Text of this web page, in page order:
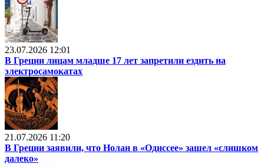
23.07.2026 12:01
В Греции лицам младше 17 лет запретили ездить на
электросамокатах
21.07.2026 11:20
В Греции заявили, что Нолан в «Одиссее» зашел «слишком
далеко»